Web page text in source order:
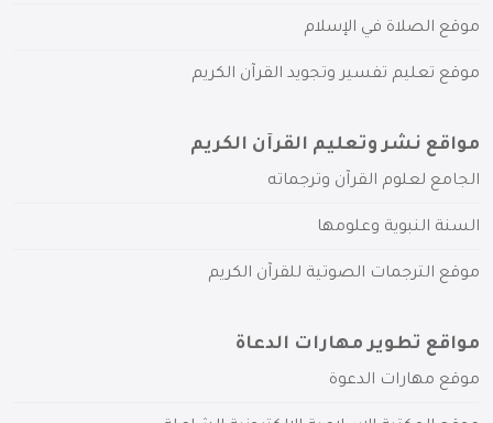
موقع الصلاة في الإسلام
موقع تعليم تفسير وتجويد القرآن الكريم
مواقع نشر وتعليم القرآن الكريم
الجامع لعلوم القرآن وترجماته
السنة النبوية وعلومها
موقع الترجمات الصوتية للقرآن الكريم
مواقع تطوير مهارات الدعاة
موقع مهارات الدعوة